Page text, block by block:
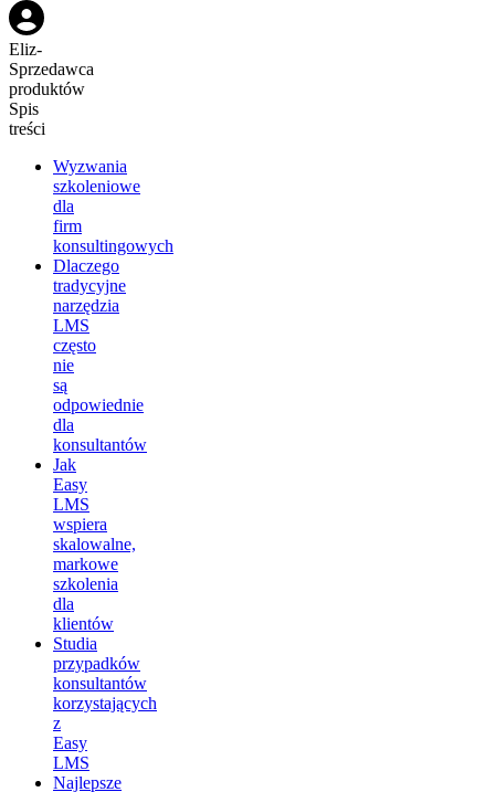
Eliz-
Sprzedawca
produktów
Spis
treści
Wyzwania
szkoleniowe
dla
firm
konsultingowych
Dlaczego
tradycyjne
narzędzia
LMS
często
nie
są
odpowiednie
dla
konsultantów
Jak
Easy
LMS
wspiera
skalowalne,
markowe
szkolenia
dla
klientów
Studia
przypadków
konsultantów
korzystających
z
Easy
LMS
Najlepsze